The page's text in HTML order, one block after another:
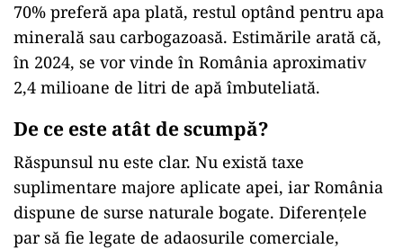
70% preferă apa plată, restul optând pentru apa
minerală sau carbogazoasă. Estimările arată că,
în 2024, se vor vinde în România aproximativ
2,4 milioane de litri de apă îmbuteliată.
De ce este atât de scumpă?
Răspunsul nu este clar. Nu există taxe
suplimentare majore aplicate apei, iar România
dispune de surse naturale bogate. Diferențele
par să fie legate de adaosurile comerciale,